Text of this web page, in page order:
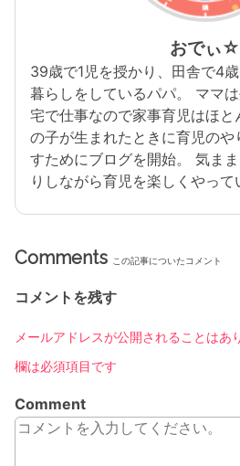
おでぃ☆
39歳で1児を授かり、田舎で4
暮らしをしているパパ。 ママ
宅で仕事なので家事育児はほ
の子が生まれたときに育児のや
すためにブログを開始。 気ま
りしながら育児を楽しくやって
Comments この記事についたコメント
コメントを残す
メールアドレスが公開されることはあ
欄は必須項目です
Comment